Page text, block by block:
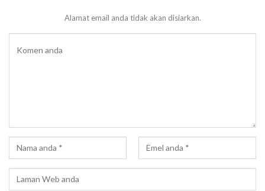
Alamat email anda tidak akan disiarkan.